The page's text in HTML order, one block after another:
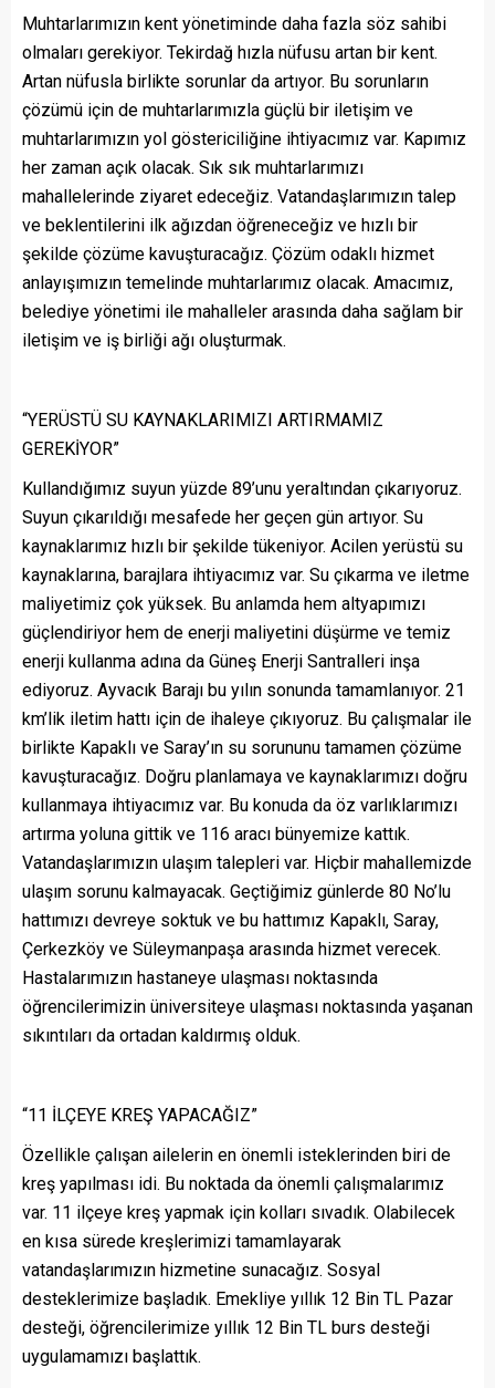
Muhtarlarımızın kent yönetiminde daha fazla söz sahibi
olmaları gerekiyor. Tekirdağ hızla nüfusu artan bir kent.
Artan nüfusla birlikte sorunlar da artıyor. Bu sorunların
çözümü için de muhtarlarımızla güçlü bir iletişim ve
muhtarlarımızın yol göstericiliğine ihtiyacımız var. Kapımız
her zaman açık olacak. Sık sık muhtarlarımızı
mahallelerinde ziyaret edeceğiz. Vatandaşlarımızın talep
ve beklentilerini ilk ağızdan öğreneceğiz ve hızlı bir
şekilde çözüme kavuşturacağız. Çözüm odaklı hizmet
anlayışımızın temelinde muhtarlarımız olacak. Amacımız,
belediye yönetimi ile mahalleler arasında daha sağlam bir
iletişim ve iş birliği ağı oluşturmak.
“YERÜSTÜ SU KAYNAKLARIMIZI ARTIRMAMIZ
GEREKİYOR”
Kullandığımız suyun yüzde 89’unu yeraltından çıkarıyoruz.
Suyun çıkarıldığı mesafede her geçen gün artıyor. Su
kaynaklarımız hızlı bir şekilde tükeniyor. Acilen yerüstü su
kaynaklarına, barajlara ihtiyacımız var. Su çıkarma ve iletme
maliyetimiz çok yüksek. Bu anlamda hem altyapımızı
güçlendiriyor hem de enerji maliyetini düşürme ve temiz
enerji kullanma adına da Güneş Enerji Santralleri inşa
ediyoruz. Ayvacık Barajı bu yılın sonunda tamamlanıyor. 21
km’lik iletim hattı için de ihaleye çıkıyoruz. Bu çalışmalar ile
birlikte Kapaklı ve Saray’ın su sorununu tamamen çözüme
kavuşturacağız. Doğru planlamaya ve kaynaklarımızı doğru
kullanmaya ihtiyacımız var. Bu konuda da öz varlıklarımızı
artırma yoluna gittik ve 116 aracı bünyemize kattık.
Vatandaşlarımızın ulaşım talepleri var. Hiçbir mahallemizde
ulaşım sorunu kalmayacak. Geçtiğimiz günlerde 80 No’lu
hattımızı devreye soktuk ve bu hattımız Kapaklı, Saray,
Çerkezköy ve Süleymanpaşa arasında hizmet verecek.
Hastalarımızın hastaneye ulaşması noktasında
öğrencilerimizin üniversiteye ulaşması noktasında yaşanan
sıkıntıları da ortadan kaldırmış olduk.
“11 İLÇEYE KREŞ YAPACAĞIZ”
Özellikle çalışan ailelerin en önemli isteklerinden biri de
kreş yapılması idi. Bu noktada da önemli çalışmalarımız
var. 11 ilçeye kreş yapmak için kolları sıvadık. Olabilecek
en kısa sürede kreşlerimizi tamamlayarak
vatandaşlarımızın hizmetine sunacağız. Sosyal
desteklerimize başladık. Emekliye yıllık 12 Bin TL Pazar
desteği, öğrencilerimize yıllık 12 Bin TL burs desteği
uygulamamızı başlattık.